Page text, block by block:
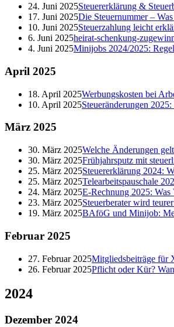
24. Juni 2025Steuererklärung &
17. Juni 2025Die Steuernummer –
10. Juni 2025Steuerzahlung leicht
6. Juni 2025heirat-schenkung-
4. Juni 2025Minijobs 2024/2025:
April 2025
18. April 2025Werbungskosten bei
10. April 2025Steueränderungen
März 2025
30. März 2025Welche Änderungen
30. März 2025Frühjahrsputz mit
25. März 2025Steuererklärung 2024:
25. März 2025Telearbeitspauschale
24. März 2025E-Rechnung 2025: Was
23. März 2025Steuerberater wird
19. März 2025BAföG und Minijob:
Februar 2025
27. Februar 2025Mitgliedsbeiträge für
26. Februar 2025Pflicht oder Kür?
2024
Dezember 2024